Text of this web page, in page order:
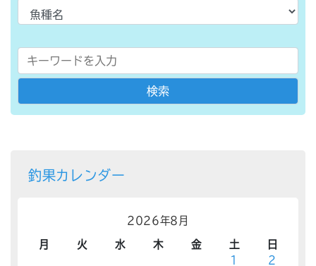
釣果カレンダー
2026年8月
月 火 水 木 金 土
日
1
2